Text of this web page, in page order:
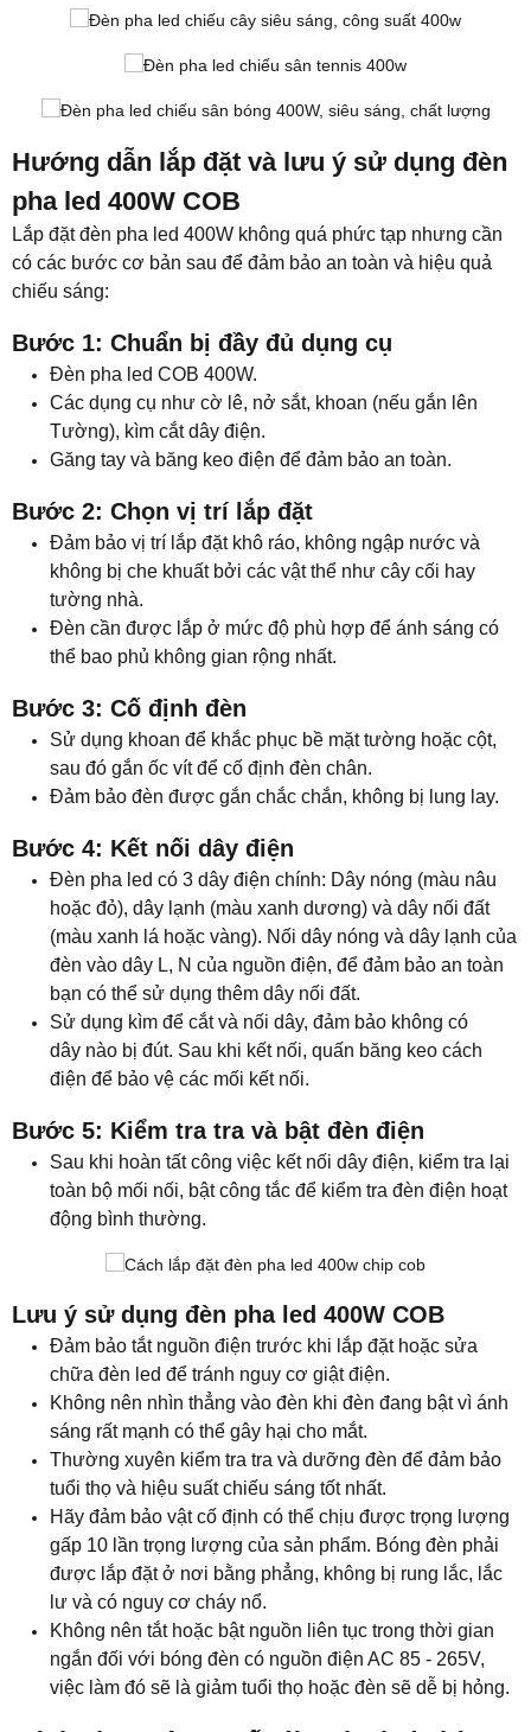
Hướng dẫn lắp đặt và lưu ý sử dụng đèn
pha led 400W COB
Lắp đặt đèn pha led 400W không quá phức tạp nhưng cần
có các bước cơ bản sau để đảm bảo an toàn và hiệu quả
chiếu sáng:
Bước 1: Chuẩn bị đầy đủ dụng cụ
Đèn pha led COB 400W.
Các dụng cụ như cờ lê, nở sắt, khoan (nếu gắn lên
Tường), kìm cắt dây điện.
Găng tay và băng keo điện để đảm bảo an toàn.
Bước 2: Chọn vị trí lắp đặt
Đảm bảo vị trí lắp đặt khô ráo, không ngập nước và
không bị che khuất bởi các vật thể như cây cối hay
tường nhà.
Đèn cần được lắp ở mức độ phù hợp để ánh sáng có
thể bao phủ không gian rộng nhất.
Bước 3: Cố định đèn
Sử dụng khoan để khắc phục bề mặt tường hoặc cột,
sau đó gắn ốc vít để cố định đèn chân.
Đảm bảo đèn được gắn chắc chắn, không bị lung lay.
Bước 4: Kết nối dây điện
Đèn pha led có 3 dây điện chính: Dây nóng (màu nâu
hoặc đỏ), dây lạnh (màu xanh dương) và dây nối đất
(màu xanh lá hoặc vàng). Nối dây nóng và dây lạnh của
đèn vào dây L, N của nguồn điện, để đảm bảo an toàn
bạn có thể sử dụng thêm dây nối đất.
Sử dụng kìm để cắt và nối dây, đảm bảo không có
dây nào bị đút. Sau khi kết nối, quấn băng keo cách
điện để bảo vệ các mối kết nối.
Bước 5: Kiểm tra tra và bật đèn điện
Sau khi hoàn tất công việc kết nối dây điện, kiểm tra lại
toàn bộ mối nối, bật công tắc để kiểm tra đèn điện hoạt
động bình thường.
Lưu ý sử dụng đèn pha led 400W COB
Đảm bảo tắt nguồn điện trước khi lắp đặt hoặc sửa
chữa đèn led để tránh nguy cơ giật điện.
Không nên nhìn thẳng vào đèn khi đèn đang bật vì ánh
sáng rất mạnh có thể gây hại cho mắt.
Thường xuyên kiểm tra tra và dưỡng đèn để đảm bảo
tuổi thọ và hiệu suất chiếu sáng tốt nhất.
Hãy đảm bảo vật cố định có thể chịu được trọng lượng
gấp 10 lần trọng lượng của sản phẩm. Bóng đèn phải
được lắp đặt ở nơi bằng phẳng, không bị rung lắc, lắc
lư và có nguy cơ cháy nổ.
Không nên tắt hoặc bật nguồn liên tục trong thời gian
ngắn đối với bóng đèn có nguồn điện AC 85 - 265V,
việc làm đó sẽ là giảm tuổi thọ hoặc đèn sẽ dễ bị hỏng.